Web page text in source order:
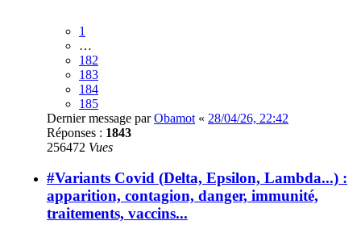
1
…
182
183
184
185
Dernier message parObamot « 28/04/26, 22:42
Réponses : 1843
256472 Vues
#Variants Covid (Delta, Epsilon, Lambda...) :
apparition, contagion, danger, immunité,
traitements, vaccins...